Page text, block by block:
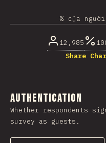
% của
12,985
Share
Authentication
Whether respondents
survey as guests.